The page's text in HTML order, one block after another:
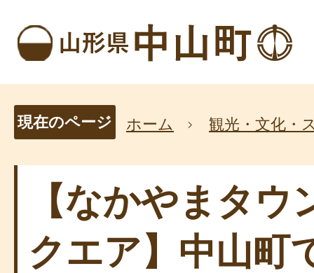
現在のページ ホーム 観光・文化・
【なかやまタウ
クエア】中山町